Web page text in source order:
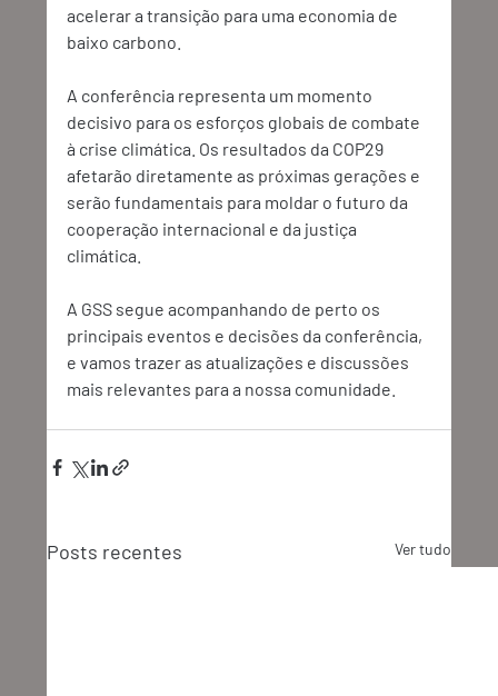
acelerar a transição para uma economia de
baixo carbono.
A conferência representa um momento
decisivo para os esforços globais de combate
à crise climática. Os resultados da COP29
afetarão diretamente as próximas gerações e
serão fundamentais para moldar o futuro da
cooperação internacional e da justiça
climática.
A GSS segue acompanhando de perto os
principais eventos e decisões da conferência,
e vamos trazer as atualizações e discussões
mais relevantes para a nossa comunidade.
Posts recentes Ver tudo